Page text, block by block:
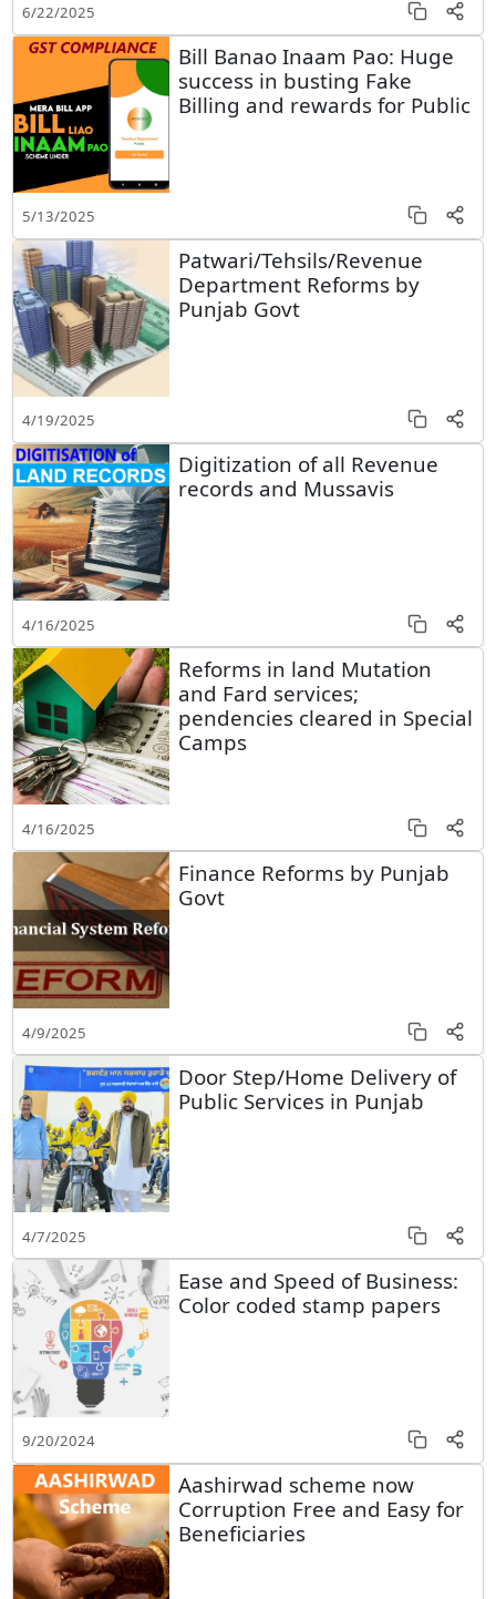
6/22/2025
Bill Banao Inaam Pao: Huge
success in busting Fake
Billing and rewards for Public
5/13/2025
Patwari/Tehsils/Revenue
Department Reforms by
Punjab Govt
4/19/2025
Digitization of all Revenue
records and Mussavis
4/16/2025
Reforms in land Mutation
and Fard services;
pendencies cleared in Special
Camps
4/16/2025
Finance Reforms by Punjab
Govt
4/9/2025
Door Step/Home Delivery of
Public Services in Punjab
4/7/2025
Ease and Speed of Business:
Color coded stamp papers
9/20/2024
Aashirwad scheme now
Corruption Free and Easy for
Beneficiaries